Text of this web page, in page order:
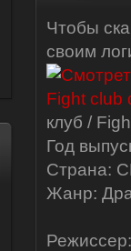
Чтобы
своим
клуб /
Год
Страна:
Жанр: